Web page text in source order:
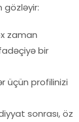
zaman
bir
üçün profilinizi
sonrası, öz